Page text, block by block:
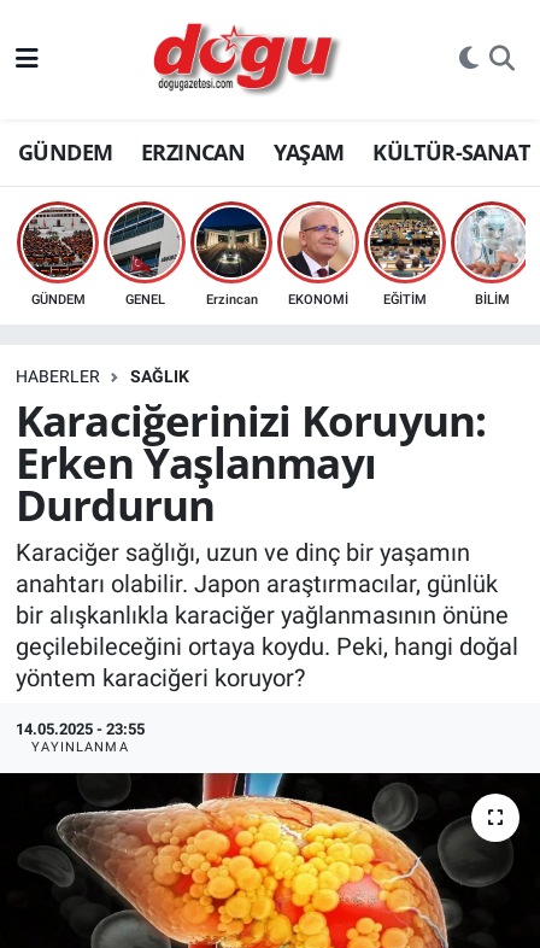
GÜNDEM ERZINCAN YAŞAM KÜLTÜR-SANAT
GÜNDEM GENEL Erzincan EKONOMİ EĞİTİM BİLİM
HABERLER SAĞLIK
Karaciğerinizi Koruyun:
Erken Yaşlanmayı
Durdurun
Karaciğer sağlığı, uzun ve dinç bir yaşamın
anahtarı olabilir. Japon araştırmacılar, günlük
bir alışkanlıkla karaciğer yağlanmasının önüne
geçilebileceğini ortaya koydu. Peki, hangi doğal
yöntem karaciğeri koruyor?
14.05.2025 - 23:55
YAYINLANMA
ERZINCAN
GÜNDEM
ERZİNCAN FOTOĞRAFLARI
SAĞLIK
EKONOMİ
Bilim, teknoloji
GENEL
KÜLTÜR-SANAT
Yerel Haber
SPOR
YAŞAM
RESMİ İLAN